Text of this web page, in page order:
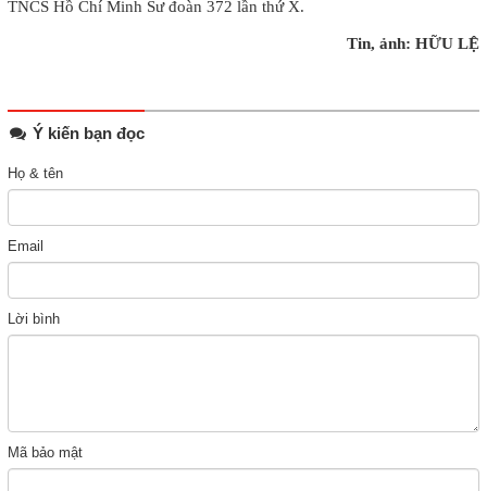
TNCS Hồ Chí Minh Sư đoàn 372 lần thứ X.
Tin, ảnh: HỮU LỆ
Ý kiến bạn đọc
Họ & tên
Email
Lời bình
Mã bảo mật